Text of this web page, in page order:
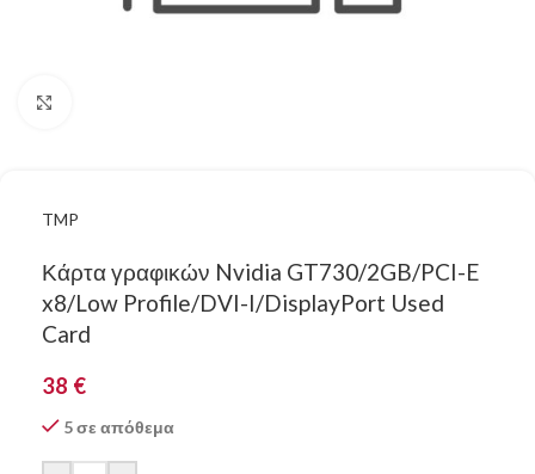
TMP
Κάρτα γραφικών Nvidia GT730/2GB/PCI-E
x8/Low Profile/DVI-I/DisplayPort Used
Card
38 €
5 σε απόθεμα